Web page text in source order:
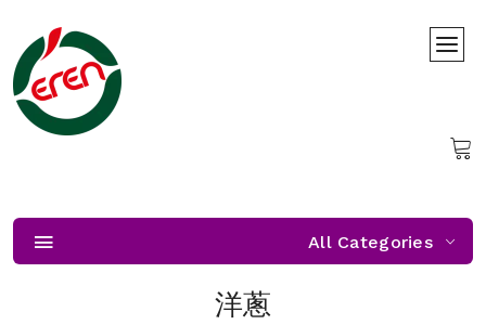
All Categories
洋蔥